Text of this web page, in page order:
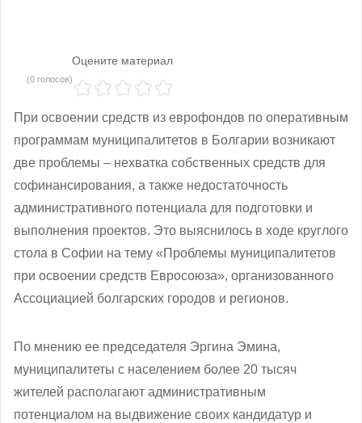
Оцените материал
(0 голосов)
При освоении средств из еврофондов по оперативным
программам муниципалитетов в Болгарии возникают
две проблемы – нехватка собственных средств для
софинансирования, а также недостаточность
административного потенциала для подготовки и
выполнения проектов. Это выяснилось в ходе круглого
стола в Софии на тему «Проблемы муниципалитетов
при освоении средств Евросоюза», организованного
Ассоциацией болгарских городов и регионов.
По мнению ее председателя Эргина Эмина,
муниципалитеты с населением более 20 тысяч
жителей располагают административным
потенциалом на выдвижение своих кандидатур и